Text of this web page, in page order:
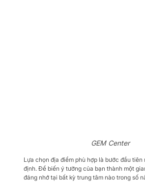
GEM Center
Lựa chọn địa điểm phù hợp là bước đầu
định. Để biến ý tưởng của bạn thành một
đáng nhớ tại bất kỳ trung tâm nào trong số